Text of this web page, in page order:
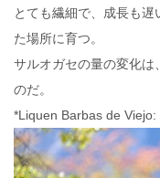
とても繊細で、成長も
た場所に育つ。
サルオガセの量の変化は
のだ。
*Liquen Barbas de Viejo: